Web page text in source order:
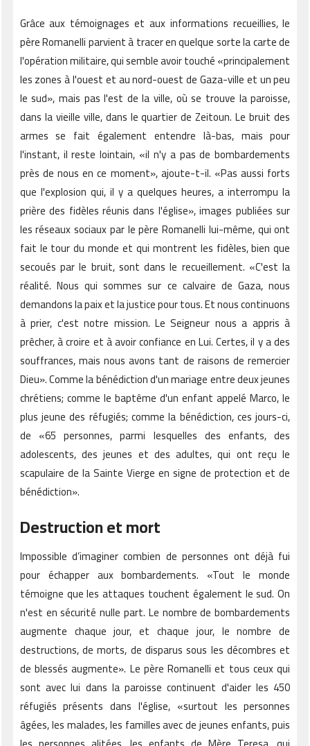
Grâce aux témoignages et aux informations recueillies, le
père Romanelli parvient à tracer en quelque sorte la carte de
l'opération militaire, qui semble avoir touché «principalement
les zones à l'ouest et au nord-ouest de Gaza-ville et un peu
le sud», mais pas l'est de la ville, où se trouve la paroisse,
dans la vieille ville, dans le quartier de Zeitoun. Le bruit des
armes se fait également entendre là-bas, mais pour
l'instant, il reste lointain, «il n'y a pas de bombardements
près de nous en ce moment», ajoute-t-il. «Pas aussi forts
que l'explosion qui, il y a quelques heures, a interrompu la
prière des fidèles réunis dans l'église», images publiées sur
les réseaux sociaux par le père Romanelli lui-même, qui ont
fait le tour du monde et qui montrent les fidèles, bien que
secoués par le bruit, sont dans le recueillement. «C'est la
réalité. Nous qui sommes sur ce calvaire de Gaza, nous
demandons la paix et la justice pour tous. Et nous continuons
à prier, c'est notre mission. Le Seigneur nous a appris à
prêcher, à croire et à avoir confiance en Lui. Certes, il y a des
souffrances, mais nous avons tant de raisons de remercier
Dieu». Comme la bénédiction d'un mariage entre deux jeunes
chrétiens; comme le baptême d'un enfant appelé Marco, le
plus jeune des réfugiés; comme la bénédiction, ces jours-ci,
de «65 personnes, parmi lesquelles des enfants, des
adolescents, des jeunes et des adultes, qui ont reçu le
scapulaire de la Sainte Vierge en signe de protection et de
bénédiction».
Destruction et mort
Impossible d’imaginer combien de personnes ont déjà fui
pour échapper aux bombardements. «Tout le monde
témoigne que les attaques touchent également le sud. On
n'est en sécurité nulle part. Le nombre de bombardements
augmente chaque jour, et chaque jour, le nombre de
destructions, de morts, de disparus sous les décombres et
de blessés augmente». Le père Romanelli et tous ceux qui
sont avec lui dans la paroisse continuent d'aider les 450
réfugiés présents dans l'église, «surtout les personnes
âgées, les malades, les familles avec de jeunes enfants, puis